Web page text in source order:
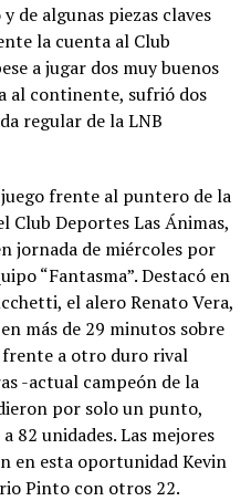
de algunas piezas claves
la cuenta al Club
a jugar dos muy buenos
al continente, sufrió dos
regular de la LNB
frente al puntero de la
Club Deportes Las Ánimas,
jornada de miércoles por
“Fantasma”. Destacó en
el alero Renato Vera,
más de 29 minutos sobre
frente a otro duro rival
-actual campeón de la
por solo un punto,
82 unidades. Las mejores
en esta oportunidad Kevin
Pinto con otros 22.